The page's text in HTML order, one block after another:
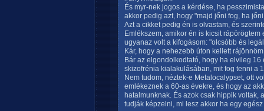
És myr-nek jogos a kérdése, ha
akkor pedig azt, hogy "majd jőni fog, ha
Azt a cikket pedig én is olvastam, és
Emlékszem, amikor én is kicsit
ugyanaz volt a kifogásom: "olcsóbb és
Kár, hogy a nehezebb úton kellett
Bár az elgondolkodtató, hogy ha elvileg
skizofrénia kialakulásában, mit fog tenni a
Nem tudom, néztek-e Metalocalypset, ott
emlékeznek a 60-as évekre, és hogy az
hatalmunknak. És azok csak hippik voltak,
tudják képzelni, mi lesz akkor ha egy